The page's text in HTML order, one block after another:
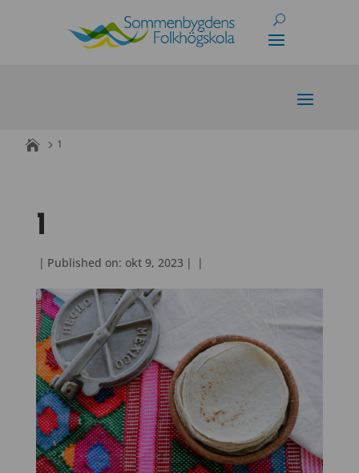
1
1
| Published on: okt 9, 2023 | |